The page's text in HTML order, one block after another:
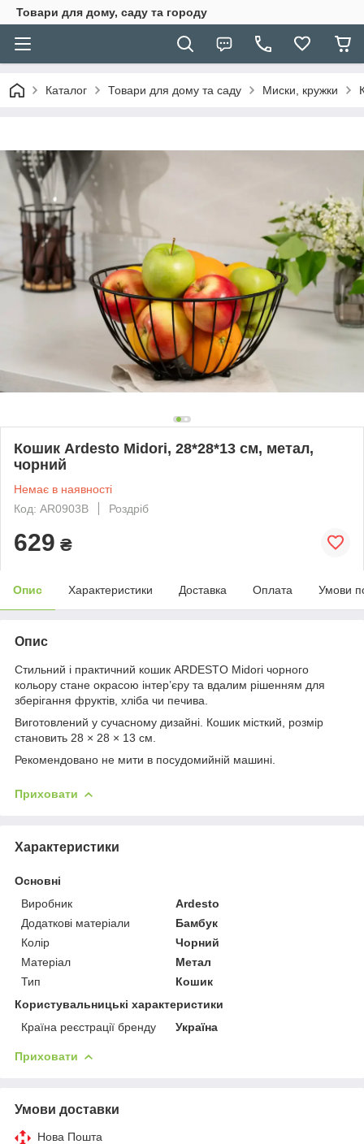
Товари для дому, саду та городу
Каталог Товари для дому та саду Миски, кружки
Кошик Ardesto Midori, 28*28*13 см, метал,
чорний
Немає в наявності
Код: AR0903B
Роздріб
629 ₴
Опис Характеристики Доставка Оплата Умови
Опис
Стильний і практичний кошик ARDESTO Midori чорного
кольору стане окрасою інтер’єру та вдалим рішенням для
зберігання фруктів, хліба чи печива.
Виготовлений у сучасному дизайні. Кошик місткий, розмір
становить 28 × 28 × 13 см.
Рекомендовано не мити в посудомийній машині.
Приховати
Характеристики
Основні
Виробник
Ardesto
Додаткові матеріали
Бамбук
Колір
Чорний
Матеріал
Метал
Тип
Кошик
Користувальницькі характеристики
Країна реєстрації бренду
Україна
Приховати
Умови доставки
Нова Пошта